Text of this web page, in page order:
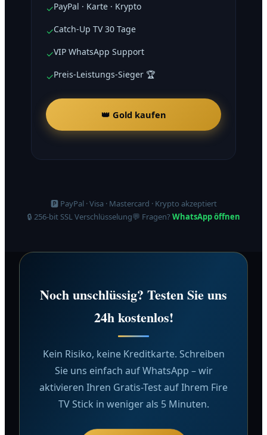
✓PayPal · Karte · Krypto
✓Catch-Up TV 30 Tage
✓VIP WhatsApp Support
✓Preis-Leistungs-Sieger 🏆
👑 Gold kaufen
🅿️ PayPal · Visa · Mastercard · Krypto akzeptiert
🔒 256-bit SSL Verschlüsselung💬 Fragen? WhatsApp öffnen
Noch unschlüssig? Testen Sie uns
24h kostenlos!
Kein Risiko, keine Kreditkarte. Schreiben
Sie uns einfach auf WhatsApp – wir
aktivieren Ihren Gratis-Test auf Ihrem Fire
TV Stick in weniger als 5 Minuten.